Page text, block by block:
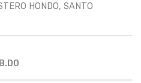
HONDO, SANTO